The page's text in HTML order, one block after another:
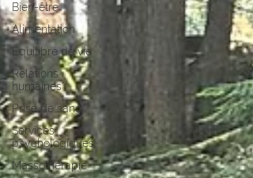
Bien-être
Alimentation
Équilibre de vie
Relations
humaines
Prise de sang
Services
psychologiques
Massothérapie